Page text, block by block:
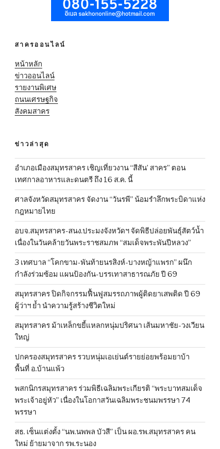
สาครออนไลน์
หน้าหลัก
ข่าวออนไลน์
รายงานพิเศษ
ถนนเศรษฐกิจ
สังคมสาคร
ข่าวล่าสุด
อำเภอเมืองสมุทรสาคร เชิญเที่ยวงาน “สีสัน’ สาคร” ตอน
เทศกาลอาหารและดนตรี ถึง 16 ส.ค. นี้
ศาลจังหวัดสมุทรสาคร จัดงาน “วันรพี” น้อมรำลึกพระบิดาแห่ง
กฎหมายไทย
อบจ.สมุทรสาคร-สนง.ประมงจังหวัดฯ จัดพิธีปล่อยพันธุ์สัตว์น้ำ
เนื่องในวันคล้ายวันพระราชสมภพ “สมเด็จพระพันปีหลวง”
3 เทศบาล “โคกขาม-พันท้ายนรสิงห์-บางหญ้าแพรก” ผนึก
กำลังร่วมซ้อม แผนป้องกัน-บรรเทาสาธารณภัย ปี 69
สมุทรสาคร ปิดกิจกรรมฟื้นฟูสมรรถภาพผู้ติดยาเสพติด ปี 69
ผู้ว่าฯ ย้ำ นำความรู้สร้างชีวิตใหม่
สมุทรสาคร ม้าเหล็กขยี้แหลกหนุ่มปริศนา เส้นมหาชัย-วงเวียน
ใหญ่
ปกครองสมุทรสาคร รวบหนุ่มเอเย่นต์รายย่อยพร้อมยาบ้า
พื้นที่ อ.บ้านแพ้ว
พสกนิกรสมุทรสาคร ร่วมพิธีเฉลิมพระเกียรติ “พระบาทสมเด็จ
พระเจ้าอยู่หัว” เนื่องในโอกาสวันเฉลิมพระชนมพรรษา 74
พรรษา
สธ. เซ็นแต่งตั้ง “นพ.นพพล บัวสี” เป็น ผอ.รพ.สมุทรสาคร คน
ใหม่ ย้ายมาจาก รพ.ระนอง